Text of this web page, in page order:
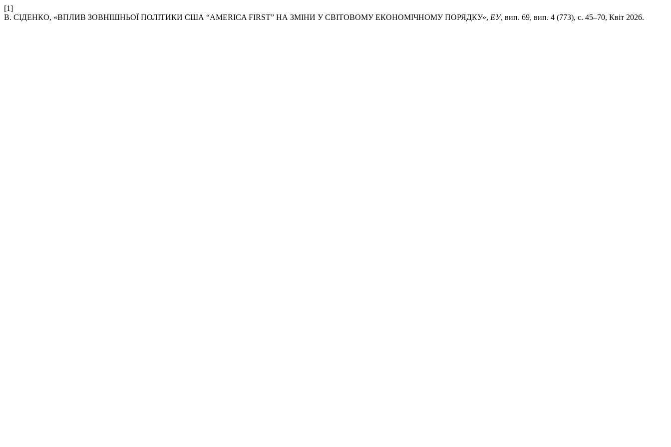
[1]
В. СІДЕНКО, «ВПЛИВ ЗОВНІШНЬОЇ ПОЛІТИКИ США “AMERICA FIRST” НА ЗМІНИ У СВІТОВОМУ ЕКОНОМІЧНОМУ ПОРЯДКУ», ЕУ, вип. 69, вип. 4 (773), с. 45–70, Квіт 2026.